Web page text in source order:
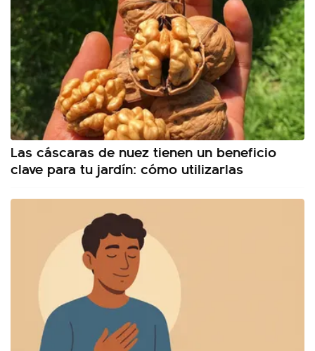
Las cáscaras de nuez tienen un beneficio
clave para tu jardín: cómo utilizarlas